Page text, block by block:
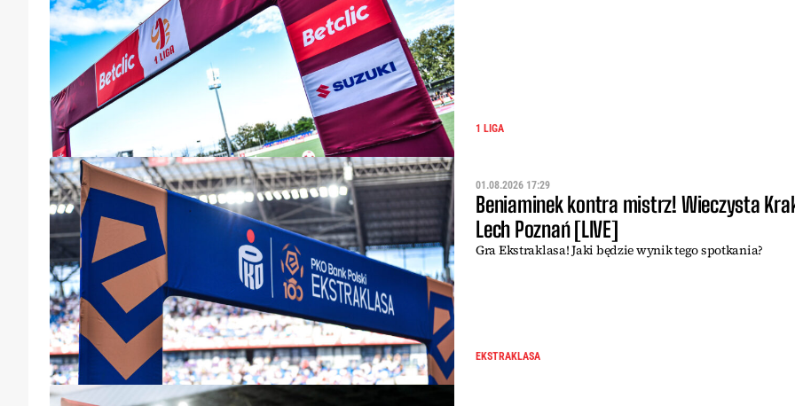
1 LIGA
01.08.2026 17:29
Beniaminek kontra mistrz! Wieczysta
Lech Poznań [LIVE]
Gra Ekstraklasa! Jaki będzie wynik tego spotkania?
EKSTRAKLASA